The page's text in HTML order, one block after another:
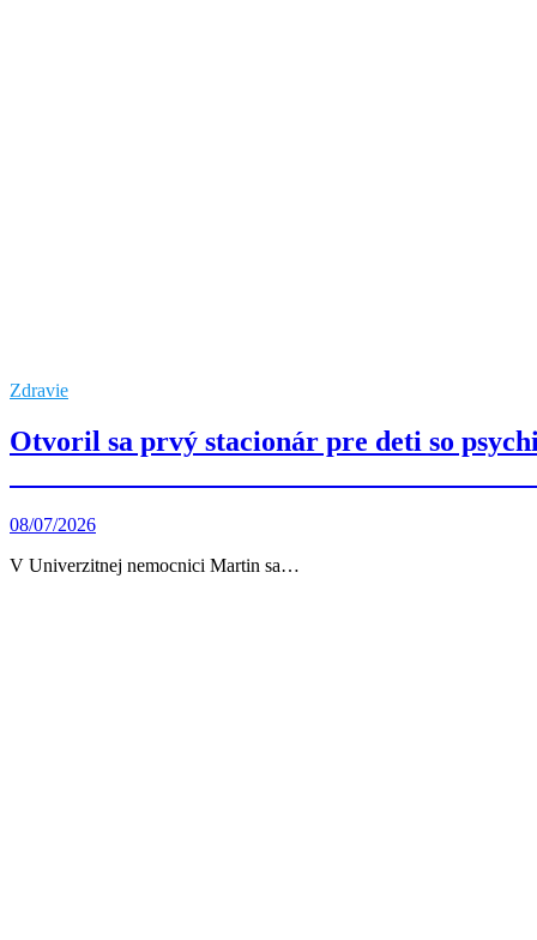
Zdravie
Otvoril sa prvý stacionár pre deti so
08/07/2026
V Univerzitnej nemocnici Martin sa…